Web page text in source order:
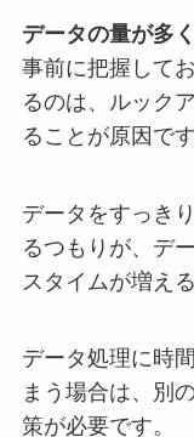
データの量が多
事前に把握して
るのは、ルック
ることが原因です
データをすっき
るつもりが、デ
スタイムが増え
データ処理に時
まう場合は、別
策が必要です。